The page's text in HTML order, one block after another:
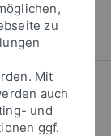
zu
Mit
auch
und
ggf.